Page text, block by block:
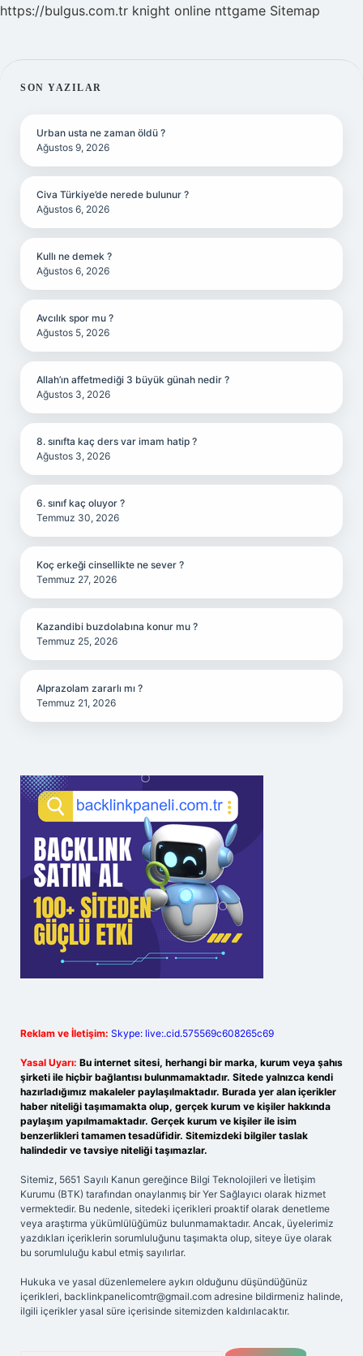
https://bulgus.com.tr knight online nttgame Sitemap
SIDEBAR
SON YAZILAR
Urban usta ne zaman öldü ?
Ağustos 9, 2026
Civa Türkiye’de nerede bulunur ?
Ağustos 6, 2026
Kullı ne demek ?
Ağustos 6, 2026
Avcılık spor mu ?
Ağustos 5, 2026
Allah’ın affetmediği 3 büyük günah nedir ?
Ağustos 3, 2026
8. sınıfta kaç ders var imam hatip ?
Ağustos 3, 2026
6. sınıf kaç oluyor ?
Temmuz 30, 2026
Koç erkeği cinsellikte ne sever ?
Temmuz 27, 2026
Kazandibi buzdolabına konur mu ?
Temmuz 25, 2026
Alprazolam zararlı mı ?
Temmuz 21, 2026
Reklam ve İletişim: Skype: live:.cid.575569c608265c69
Yasal Uyarı: Bu internet sitesi, herhangi bir marka, kurum veya şahıs
şirketi ile hiçbir bağlantısı bulunmamaktadır. Sitede yalnızca kendi
hazırladığımız makaleler paylaşılmaktadır. Burada yer alan içerikler
haber niteliği taşımamakta olup, gerçek kurum ve kişiler hakkında
paylaşım yapılmamaktadır. Gerçek kurum ve kişiler ile isim
benzerlikleri tamamen tesadüfidir. Sitemizdeki bilgiler taslak
halindedir ve tavsiye niteliği taşımazlar.
Sitemiz, 5651 Sayılı Kanun gereğince Bilgi Teknolojileri ve İletişim
Kurumu (BTK) tarafından onaylanmış bir Yer Sağlayıcı olarak hizmet
vermektedir. Bu nedenle, sitedeki içerikleri proaktif olarak denetleme
veya araştırma yükümlülüğümüz bulunmamaktadır. Ancak, üyelerimiz
yazdıkları içeriklerin sorumluluğunu taşımakta olup, siteye üye olarak
bu sorumluluğu kabul etmiş sayılırlar.
Hukuka ve yasal düzenlemelere aykırı olduğunu düşündüğünüz
içerikleri, backlinkpanelicomtr@gmail.com adresine bildirmeniz halinde,
ilgili içerikler yasal süre içerisinde sitemizden kaldırılacaktır.